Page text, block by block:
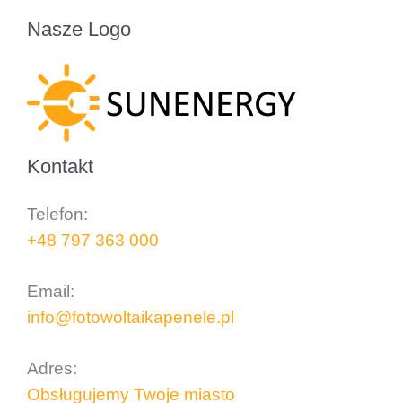
Nasze Logo
Kontakt
Telefon:
+48 797 363 000
Email:
info@fotowoltaikapenele.pl
Adres:
Obsługujemy Twoje miasto